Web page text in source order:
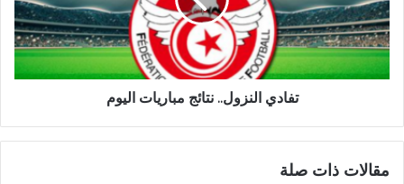
تفادي النزول.. نتائج مباريات اليوم
مقالات ذات صلة